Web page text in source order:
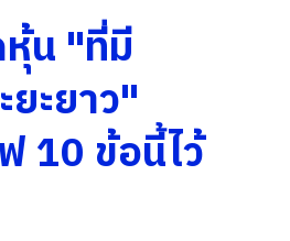
หุ้น "ที่มี
ะยาว"
10 ข้อนี้ไว้